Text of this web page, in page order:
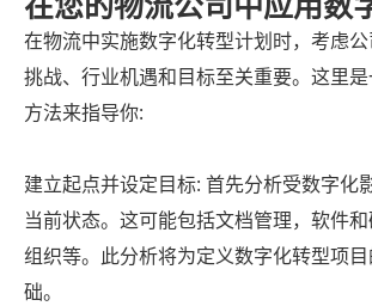
在物流中实施数字化转型计划时，考虑公
挑战、行业机遇和目标至关重要。这里
方法来指导你:
建立起点并设定目标: 首先分析受数字化
当前状态。这可能包括文档管理，软件
组织等。此分析将为定义数字化转型项
础。